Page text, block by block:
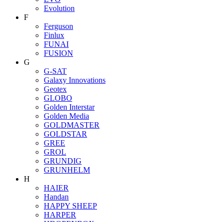
Evolution
F
Ferguson
Finlux
FUNAI
FUSION
G
G-SAT
Galaxy Innovations
Geotex
GLOBO
Golden Interstar
Golden Media
GOLDMASTER
GOLDSTAR
GREE
GROL
GRUNDIG
GRUNHELM
H
HAIER
Handan
HAPPY SHEEP
HARPER